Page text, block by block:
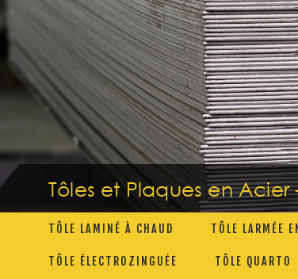
Tôles et Plaques en
TÔLE LAMINÉ À CHAUD TÔLE LARMÉE
TÔLE ÉLECTROZINGUÉE TÔLE QUARTO